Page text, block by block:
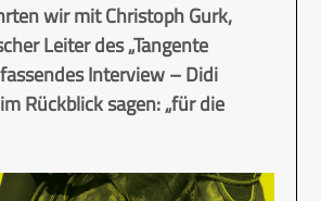
wir mit Christoph Gurk,
Leiter des „Tangente
Interview – Didi
Rückblick sagen: „für die